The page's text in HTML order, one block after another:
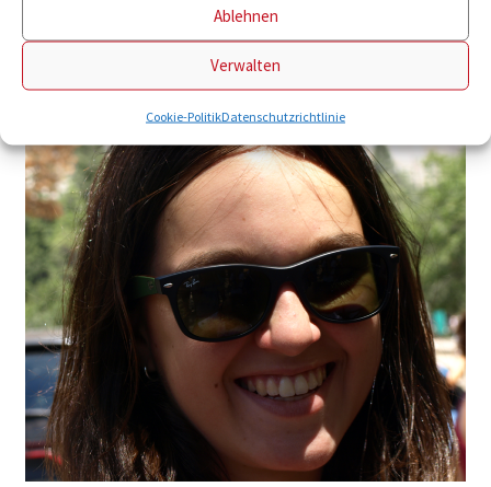
Ablehnen
Verwalten
Cookie-PolitikDatenschutzrichtlinie